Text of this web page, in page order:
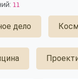
11
дело